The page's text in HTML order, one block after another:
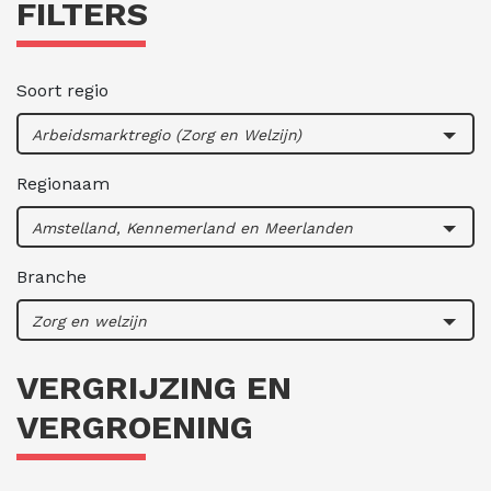
FILTERS
Soort regio
Arbeidsmarktregio (Zorg en Welzijn)
Regionaam
Amstelland, Kennemerland en Meerlanden
Branche
Zorg en welzijn
VERGRIJZING EN
VERGROENING